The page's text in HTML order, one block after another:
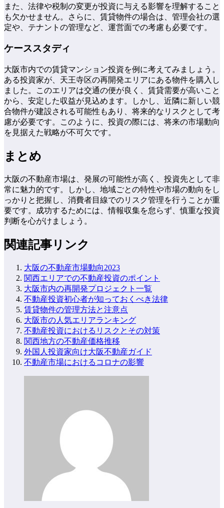
また、法律や税制の変更が投資に与える影響を理解すること
も欠かせません。さらに、賃貸物件の場合は、管理会社の選
定や、テナントの管理など、運営面での考慮も必要です。
ケーススタディ
大阪市内での賃貸マンション投資を例に考えてみましょう。
ある投資家が、天王寺区の再開発エリアにある物件を購入し
ました。このエリアは交通の便が良く、賃貸需要が高いこと
から、安定した収益が見込めます。しかし、近隣に新しい競
合物件が建設される可能性もあり、将来的なリスクとして考
慮が必要です。このように、投資の際には、将来の市場動向
を見据えた戦略が不可欠です。
まとめ
大阪の不動産市場は、発展の可能性が高く、投資先として非
常に魅力的です。しかし、地域ごとの特性や市場の動向をし
っかりと把握し、消費者目線でのリスク管理を行うことが重
要です。成功するためには、情報収集を怠らず、慎重な投資
判断を心がけましょう。
関連記事リンク
大阪の不動産市場動向2023
関西エリアでの不動産投資のポイント
大阪市内の再開発プロジェクト一覧
不動産投資初心者が知っておくべき法律
賃貸物件の管理方法と注意点
大阪市の人気エリアランキング
不動産投資におけるリスクとその対策
関西地方の不動産価格推移
外国人投資家向け大阪不動産ガイド
不動産市場におけるコロナの影響